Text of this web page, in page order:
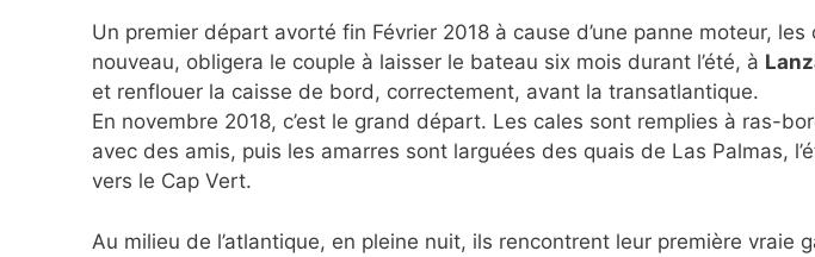
Un premier départ avorté fin Février 2018 à cause d’une panne moteur, les
nouveau, obligera le couple à laisser le bateau six mois durant l’été, à
et renflouer la caisse de bord, correctement, avant la transatlantique.
En novembre 2018, c’est le grand départ. Les cales sont remplies à ras-
avec des amis, puis les amarres sont larguées des quais de Las Palmas,
vers le Cap Vert.
Au milieu de l’atlantique, en pleine nuit, ils rencontrent leur première vraie